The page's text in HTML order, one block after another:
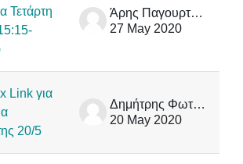
Τετάρτη
Άρης Παγουρτζής
27 May 2020
Link για
20/5
Δημήτρης Φωτάκης
20 May 2020